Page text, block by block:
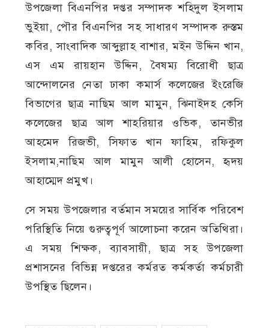
উপজেলা বিএনপির দপ্তর সম্পাদক শহিদুল ইসলাম
ভুইয়া, পৌর বিএনপির সহ সাধারণ সম্পাদক রুস্তম
কবির, সাংবাদিক আব্দুল্লাহ বাশার, মইন উদ্দিন খান,
এস এম রায়হান উদ্দিন, বৈষম্য বিরোধী ছাত্র
আন্দোলনের নেতা ঢাকা কমার্স কলেজের ইংরেজি
বিভাগের ছাত্র নাছিম আল মামুন, ঝিনাইদহ কেসি
কলেজের ছাত্র আল শাহরিয়ার ওভিক, তানভীর
আহমেদ রিজভী, সিফাত খান ফাহিম, রফিকুল
ইসলাম,নাছিম আল মামুন আলী হোসেন, হৃদয়
আহাম্মেদ প্রমুখ।
সে সময় উপজেলার বর্তমান সময়ের সার্বিক পরিবেশ
পরিস্থিতি নিয়ে গুরুত্বপূর্ণ আলোচনা করেন অতিথিরা।
এ সময় শিক্ষক, ব্যাবসায়ী, ছাত্র সহ উপজেলা
প্রশাসনের বিভিন্ন দপ্তরের কর্মরত কর্মকর্তা কর্মচারী
উপস্থিত ছিলেন।